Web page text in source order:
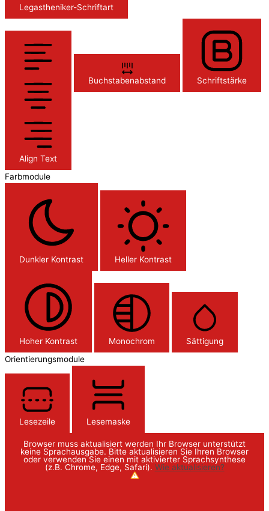
Legastheniker-Schriftart
Align Text
Buchstabenabstand Schriftstärke
Farbmodule
Dunkler Kontrast Heller Kontrast
Hoher Kontrast Monochrom
Sättigung
Orientierungsmodule
Lesezeile Lesemaske
Browser muss aktualisiert werden Ihr Browser unterstützt
keine Sprachausgabe. Bitte aktualisieren Sie Ihren Browser
oder verwenden Sie einen mit aktivierter Sprachsynthese
(z.B. Chrome, Edge, Safari). Wie aktualisieren?